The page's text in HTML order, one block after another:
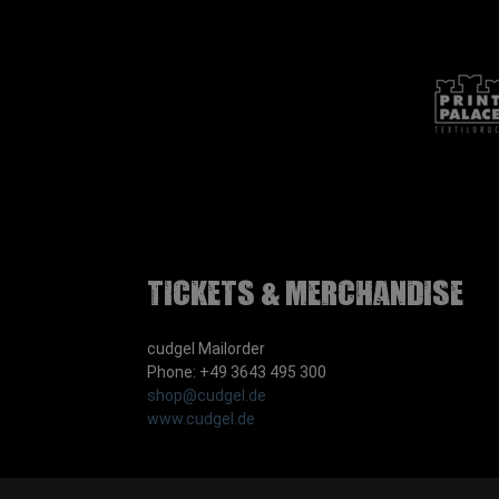
Tickets & Merchandise
cudgel Mailorder
Phone: +49 3643 495 300
shop@cudgel.de
www.cudgel.de